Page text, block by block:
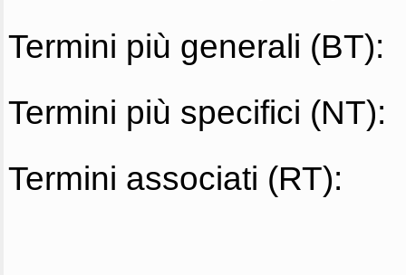
Termini più generali (BT):
Termini più specifici (NT):
Termini associati (RT):